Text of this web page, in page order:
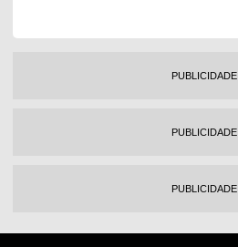
PUBLICIDADE
PUBLICIDADE
PUBLICIDADE